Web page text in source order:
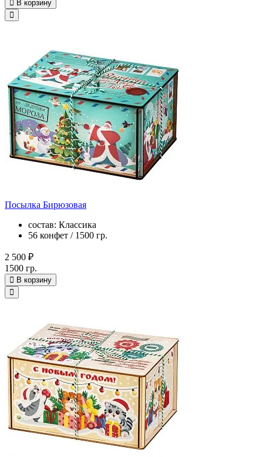
В корзину
Посылка Бирюзовая
состав: Классика
56 конфет / 1500 гр.
2 500 ₽
1500 гр.
В корзину